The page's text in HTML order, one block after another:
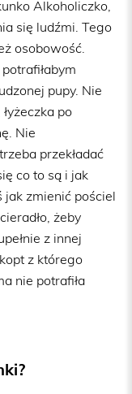
Alkoholiczko,
się ludźmi. Tego
osobowość.
pupy. Nie
po
Nie
przekładać
co to są i jak
jak zmienić pościel
żeby
z innej
z którego
nie potrafiła